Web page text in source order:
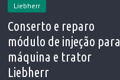
Liebherr
Conserto e reparo
módulo de injeção para
máquina e trator
Liebherr